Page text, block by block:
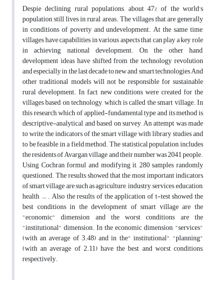
Despie declining rural populations, about 47% of the world's
population still lives in rural areas. The villages that are generally
in conditions of poverty and undevelopment. At the same time,
villages have capabilities in various aspects that can play a key role
in achieving national development. On the other hand,
development ideas have shifted from the technology revolution
and especially in the last decade to new and smart technologies And
other traditional models will not be responsible for sustainable
rural development. In fact, new conditions were created for the
villages based on technology, which is called the smart village. In
this research, which of applied-fundamental type and its method is
descriptive-analytical and based on survey, An attempt was made
to write the indicators of the smart village with library studies and
to be feasible in a field method. The statistical population includes
the residents of Avargan village and their number was 2041 people.
Using Cochran formul and modifying it, 280 samples randomly
questioned. The results showed that the most important indicators
of smart village are such as agriculture, industry, services, education,
health … . Also the results of the application of t-test showed the
best conditions in the development of smart village are the
"economic" dimension and the worst conditions are the
"institutional" dimension. In the economic dimension, "services"
(with an average of 3.48) and in the" institutional", "planning"
(with an average of 2.11) have the best and worst conditions,
respectively.